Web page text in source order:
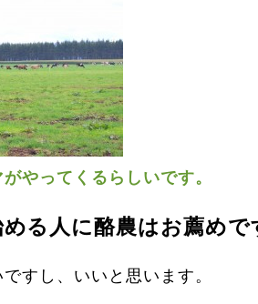
やってくるらしいです。
る人に酪農はお薦めで
すし、いいと思います。